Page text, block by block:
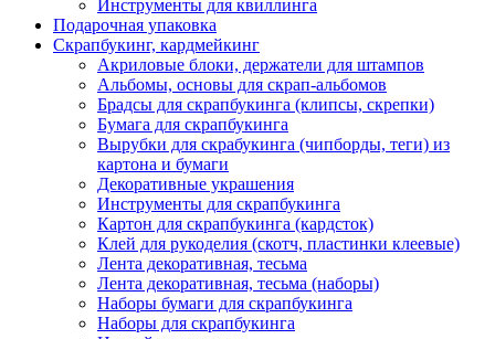
Инструменты для квиллинга
Подарочная упаковка
Скрапбукинг, кардмейкинг
Акриловые блоки, держатели для штампов
Альбомы, основы для скрап-альбомов
Брадсы для скрапбукинга (клипсы, скрепки)
Бумага для скрапбукинга
Вырубки для скрабукинга (чипборды, теги) из
картона и бумаги
Декоративные украшения
Инструменты для скрапбукинга
Картон для скрапбукинга (кардсток)
Клей для рукоделия (скотч, пластинки клеевые)
Лента декоративная, тесьма
Лента декоративная, тесьма (наборы)
Наборы бумаги для скрапбукинга
Наборы для скрапбукинга